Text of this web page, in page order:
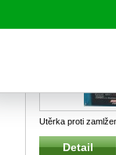
Utěrka proti
Dlouhodobé
...
Detail